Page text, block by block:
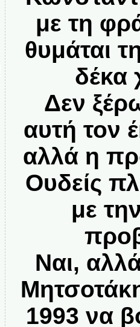
με τη
θυμάται
δέκα
Δεν
αυτή τον
αλλά η
Ουδείς
με
Ναι,
1993 να